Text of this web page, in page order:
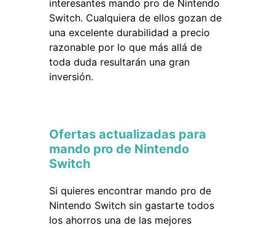
interesantes mando pro de Nintendo
Switch. Cualquiera de ellos gozan de
una excelente durabilidad a precio
razonable por lo que más allá de
toda duda resultarán una gran
inversión.
Ofertas actualizadas para
mando pro de Nintendo
Switch
Si quieres encontrar mando pro de
Nintendo Switch sin gastarte todos
los ahorros una de las mejores